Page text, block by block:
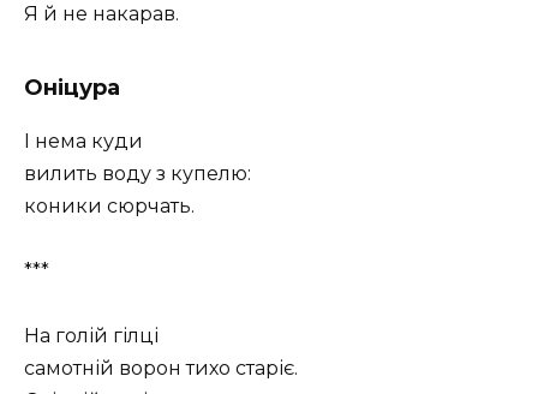
Я й не накарав.
Оніцура
І нема куди
вилить воду з купелю:
коники сюрчать.
***
На голій гілці
самотній ворон тихо старіє.